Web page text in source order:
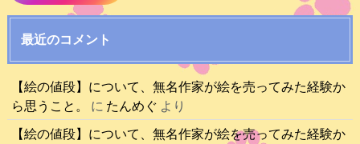
最近のコメント
【絵の値段】について、無名作家が絵を売ってみた経験か
ら思うこと。
に たんめぐ より
【絵の値段】について、無名作家が絵を売ってみた経験か